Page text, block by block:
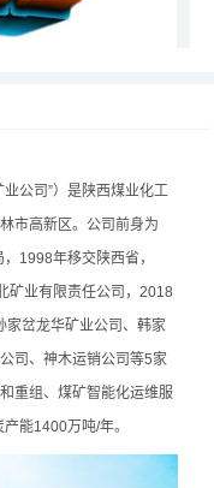
公司”）是陕西煤业化工
市高新区。公司前身为
1998年移交陕西省，
矿业有限责任公司，2018
家岔龙华矿业公司、韩家
司、神木运销公司等5家
重组、煤矿智能化运维服
能1400万吨/年。